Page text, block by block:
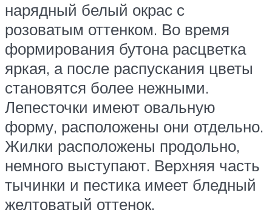
нарядный белый окрас с
розоватым оттенком. Во время
формирования бутона расцветка
яркая, а после распускания цветы
становятся более нежными.
Лепесточки имеют овальную
форму, расположены они отдельно.
Жилки расположены продольно,
немного выступают. Верхняя часть
тычинки и пестика имеет бледный
желтоватый оттенок.